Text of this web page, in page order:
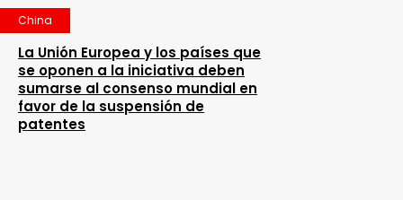
China
La Unión Europea y los países que
se oponen a la iniciativa deben
sumarse al consenso mundial en
favor de la suspensión de
patentes